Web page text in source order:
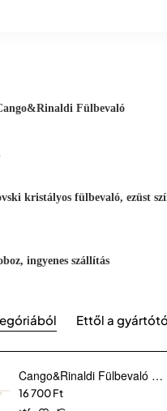
Fülbevaló
kristályos fülbevaló, ezüst
ingyenes szállítás
Ettől a
Cango&Rinaldi Fülbevaló RA 71182
16 700 Ft